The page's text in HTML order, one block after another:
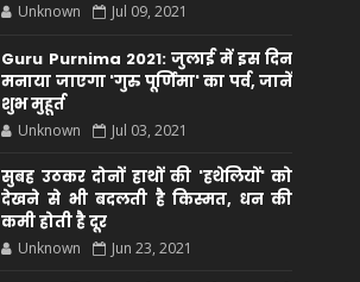
Unknown Jul 09, 2021
Guru Purnima 2021: जुलाई में इस दिन
मनाया जाएगा 'गुरु पूर्णिमा' का पर्व, जानें
शुभ मुहूर्त
Unknown Jul 03, 2021
सुबह उठकर दोनों हाथों की 'हथेलियों' को
देखने से भी बदलती है किस्मत, धन की
कमी होती है दूर
Unknown Jun 23, 2021